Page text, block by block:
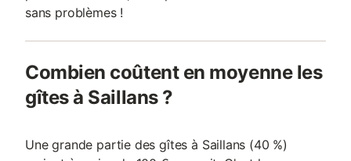
sans problèmes !
Combien coûtent en moyenne les
gîtes à Saillans ?
Une grande partie des gîtes à Saillans (40 %)